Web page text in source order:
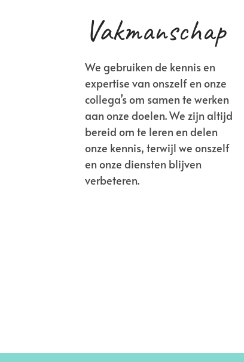
Vakmanschap
We gebruiken de kennis en
expertise van onszelf en onze
collega’s om samen te werken
aan onze doelen. We zijn altijd
bereid om te leren en delen
onze kennis, terwijl we onszelf
en onze diensten blijven
verbeteren.